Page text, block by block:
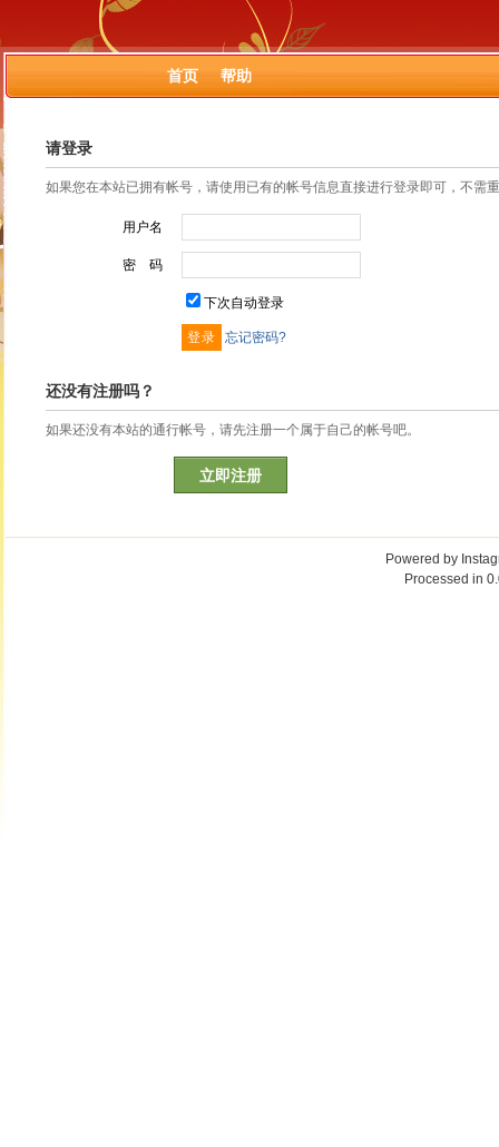
首页 帮助
请登录
如果您在本站已拥有帐号，请使用已有的帐号信息直接进行登录即可，不需
用户名
密 码
下次自动登录
忘记密码?
还没有注册吗？
如果还没有本站的通行帐号，请先注册一个属于自己的帐号吧。
立即注册
Powered by
Processed in